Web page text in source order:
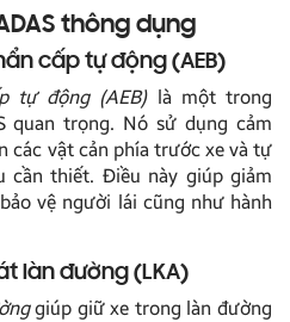
thông dụng
cấp tự động (AEB)
tự động (AEB)là một trong
quan trọng. Nó sử dụng cảm
các vật cản phía trước xe và tự
cần thiết. Điều này giúp giảm
vệ người lái cũng như hành
làn đường (LKA)
giúp giữ xe trong làn đường